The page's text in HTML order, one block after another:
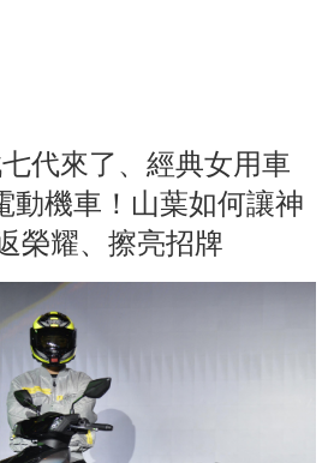
七代來了、經典女用車
動機車！山葉如何讓神
榮耀、擦亮招牌